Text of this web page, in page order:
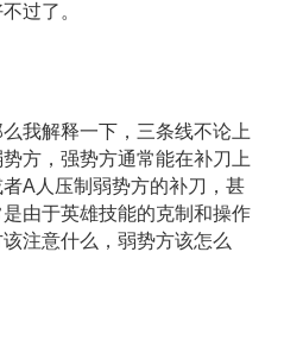
过了。
解释一下，三条线不论上
方，强势方通常能在补刀上
A人压制弱势方的补刀，甚
由于英雄技能的克制和操作
注意什么，弱势方该怎么